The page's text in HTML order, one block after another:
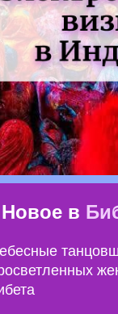
Новое в